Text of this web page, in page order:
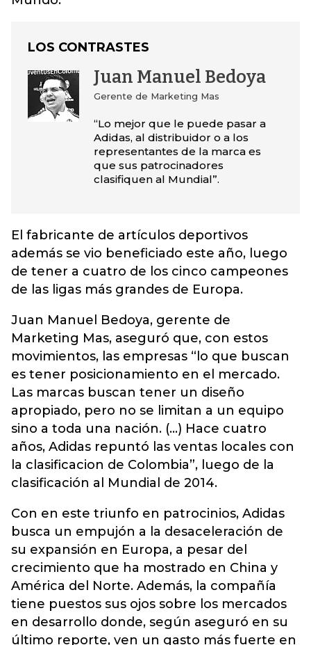
LOS CONTRASTES
Juan Manuel Bedoya
Gerente de Marketing Mas
“Lo mejor que le puede pasar a
Adidas, al distribuidor o a los
representantes de la marca es
que sus patrocinadores
clasifiquen al Mundial”.
El fabricante de artículos deportivos
además se vio beneficiado este año, luego
de tener a cuatro de los cinco campeones
de las ligas más grandes de Europa.
Juan Manuel Bedoya, gerente de
Marketing Mas, aseguró que, con estos
movimientos, las empresas “lo que buscan
es tener posicionamiento en el mercado.
Las marcas buscan tener un diseño
apropiado, pero no se limitan a un equipo
sino a toda una nación. (...) Hace cuatro
años, Adidas repuntó las ventas locales con
la clasificacion de Colombia”, luego de la
clasificación al Mundial de 2014.
Con en este triunfo en patrocinios, Adidas
busca un empujón a la desaceleración de
su expansión en Europa, a pesar del
crecimiento que ha mostrado en China y
América del Norte. Además, la compañía
tiene puestos sus ojos sobre los mercados
en desarrollo donde, según aseguró en su
último reporte, ven un gasto más fuerte en